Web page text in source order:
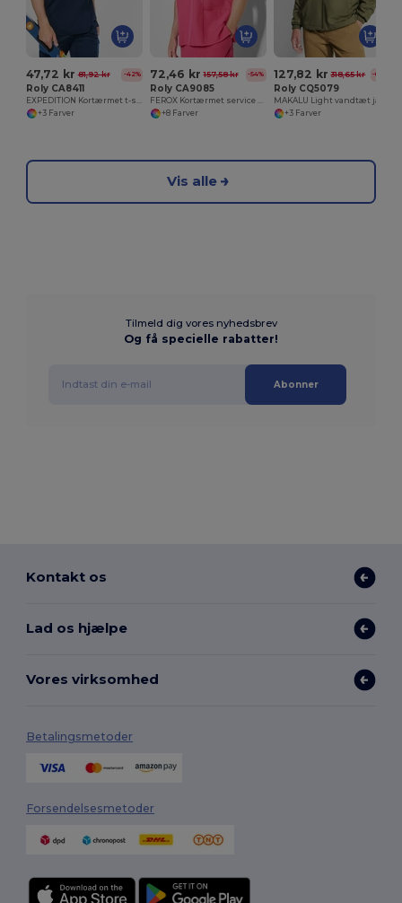
47,72 kr 81,92 kr -42%
Roly CA8411
+3 Farver
72,46 kr 157,58 kr -54%
Roly CA9085
+8 Farver
127,82 kr 318,65 kr -60%
Roly CQ5079
+3 Farver
Vis alle
Tilmeld dig vores nyhedsbrev
Og få specielle rabatter!
Abonner
Kontakt os
Lad os hjælpe
Vores virksomhed
Betalingsmetoder
Forsendelsesmetoder